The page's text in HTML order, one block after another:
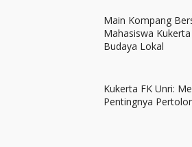
Main Kompang
Mahasiswa
Budaya Lokal
Kukerta FK Unri:
Pentingnya